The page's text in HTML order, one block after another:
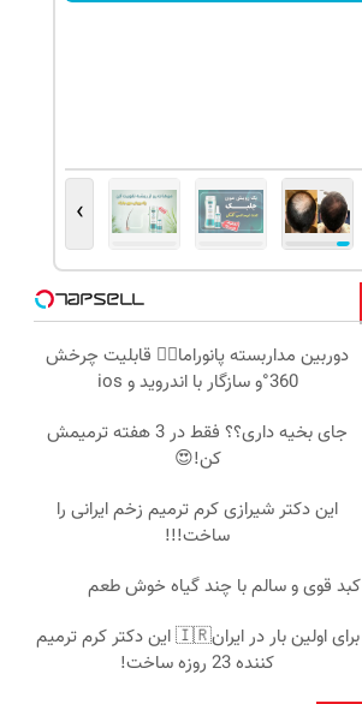
›
دوربین مداربسته پانوراما👈🏻 قابلیت چرخش
360°و سازگار با اندروید و ios
جای بخیه داری؟؟ فقط در 3 هفته ترمیمش
کن!😍
این دکتر شیرازی کرم ترمیم زخم ایرانی را
ساخت!!!
کبد قوی و سالم با چند گیاه خوش طعم
برای اولین بار در ایران🇮🇷 این دکتر کرم ترمیم
کننده 23 روزه ساخت!